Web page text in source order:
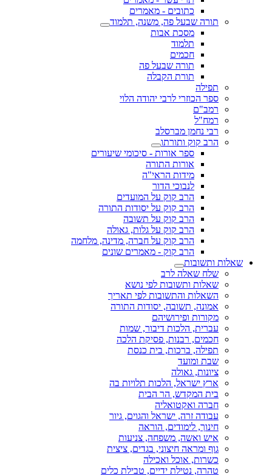
כתובים - מאמרים
תורה שבעל פה, משנה, תלמוד
מסכת אבות
תלמוד
חכמים
תורה שבעל פה
תורת הקבלה
תפילה
ספר הכוזרי לרבי יהודה הלוי
רמב"ם
רמח"ל
רבי נחמן מברסלב
הרב קוק ותורתו
ספר אורות - סיכומי שיעורים
אורות התורה
מידות הראי"ה
לנבוכי הדור
הרב קוק על המועדים
הרב קוק על יסודות התורה
הרב קוק על תשובה
הרב קוק על גלות, גאולה
הרב קוק על חברה, מדינה, מלחמה
הרב קוק - מאמרים שונים
שאלות ותשובות
שלח שאלה לרב
שאלות ותשובות לפי נושא
השאלות והתשובות לפי תאריך
אמונה, תשובה, יסודות התורה
מקורות ופירושיהם
עברית, הלכות דיבור, שמות
חכמים, רבנות, פסיקת הלכה
תפילה, ברכות, בית כנסת
שבת ומועד
ציונות, גאולה
ארץ ישראל, הלכות תלויות בה
בית המקדש, הר הבית
חברה ואקטואליה
עבודה זרה, ישראל והגוים, גיור
חינוך, לימודים, הוראה
איש ואשה, משפחה, צניעות
גוף ומראה חיצוני, בגדים, ציצית
כשרות, אוכל ואכילה
טהרה, נטילת ידיים, טבילת כלים